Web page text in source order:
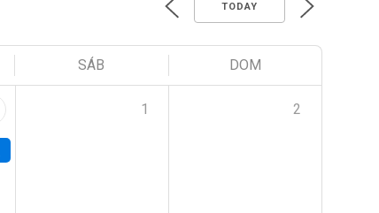
TODAY
SÁB DOM
1 2